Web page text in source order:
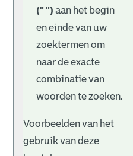
(" ") aan het begin
en einde van uw
zoektermen om
naar de exacte
combinatie van
woorden te zoeken.
Voorbeelden van het
gebruik van deze